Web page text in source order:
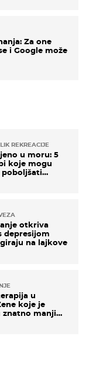
REKREACIJE
u moru: 5
koje mogu
otkriva
depresijom
na lajkove
u
koje je
manji
Za one
i Google može